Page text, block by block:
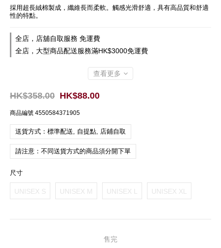
採用超長絨棉製成，纖維長而柔軟。觸感光滑舒適，具有高品質和舒適
性的特點。
全店，店舖自取服務 免運費
全店，大型商品配送服務滿HK$3000免運費
查看更多
HK$88.00
HK$358.00
商品編號 4550584371905
送貨方式：標準配送, 自提點, 店鋪自取
請注意：不同送貨方式的商品須分開下單
尺寸
UNISEX S UNISEX M UNISEX L UNISEX XL
售完